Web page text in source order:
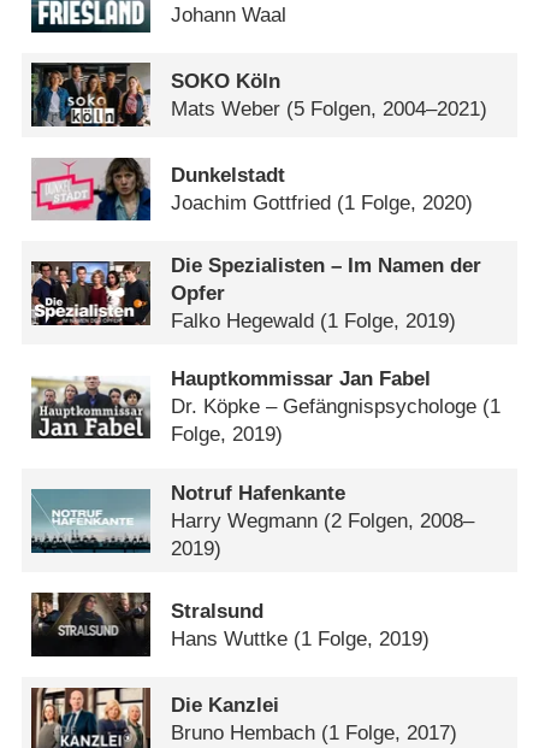
Johann Waal
SOKO Köln
Mats Weber (5 Folgen, 2004–2021)
Dunkelstadt
Joachim Gottfried (1 Folge, 2020)
Die Spezialisten – Im Namen der
Opfer
Falko Hegewald (1 Folge, 2019)
Hauptkommissar Jan Fabel
Dr. Köpke – Gefängnispsychologe (1
Folge, 2019)
Notruf Hafenkante
Harry Wegmann (2 Folgen, 2008–
2019)
Stralsund
Hans Wuttke (1 Folge, 2019)
Die Kanzlei
Bruno Hembach (1 Folge, 2017)